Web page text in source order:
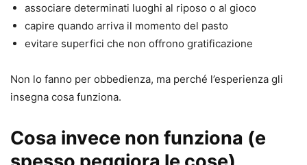
associare determinati luoghi al riposo o al gioco
capire quando arriva il momento del pasto
evitare superfici che non offrono gratificazione
Non lo fanno per obbedienza, ma perché l’esperienza gli
insegna cosa funziona.
Cosa invece non funziona (e